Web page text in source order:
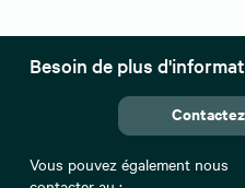
Besoin de plus
Vous pouvez également nous